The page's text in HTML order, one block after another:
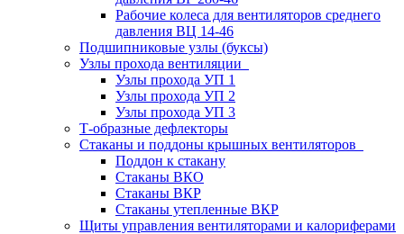
Рабочие колеса для вентиляторов среднего
давления ВЦ 14-46
Подшипниковые узлы (буксы)
Узлы прохода вентиляции
Узлы прохода УП 1
Узлы прохода УП 2
Узлы прохода УП 3
Т-образные дефлекторы
Стаканы и поддоны крышных вентиляторов
Поддон к стакану
Стаканы ВКО
Стаканы ВКР
Стаканы утепленные ВКР
Щиты управления вентиляторами и калориферами